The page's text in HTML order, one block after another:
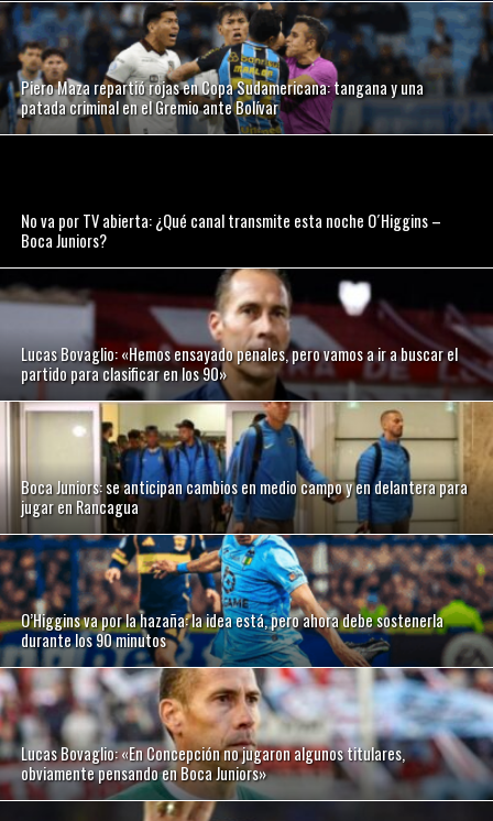
Piero Maza repartió rojas en Copa Sudamericana: tangana y una
patada criminal en el Gremio ante Bolívar
No va por TV abierta: ¿Qué canal transmite esta noche O´Higgins –
Boca Juniors?
Lucas Bovaglio: «Hemos ensayado penales, pero vamos a ir a buscar el
partido para clasificar en los 90»
Boca Juniors: se anticipan cambios en medio campo y en delantera para
jugar en Rancagua
O’Higgins va por la hazaña: la idea está, pero ahora debe sostenerla
durante los 90 minutos
Lucas Bovaglio: «En Concepción no jugaron algunos titulares,
obviamente pensando en Boca Juniors»